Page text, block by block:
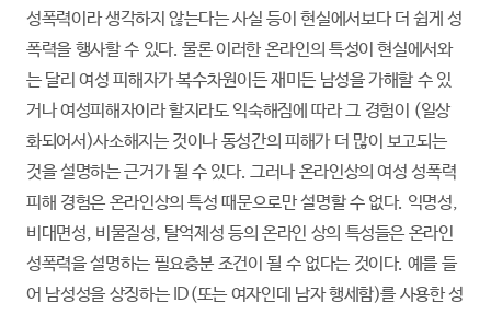
성폭력이라 생각하지 않는다는 사실 등이 현실에서보다 더 쉽게 성
폭력을 행사할 수 있다. 물론 이러한 온라인의 특성이 현실에서와
는 달리 여성 피해자가 복수차원이든 재미든 남성을 가해할 수 있
거나 여성피해자이라 할지라도 익숙해짐에 따라 그 경험이 (일상
화되어서)사소해지는 것이나 동성간의 피해가 더 많이 보고되는
것을 설명하는 근거가 될 수 있다. 그러나 온라인상의 여성 성폭력
피해 경험은 온라인상의 특성 때문으로만 설명할 수 없다. 익명성,
비대면성, 비물질성, 탈억제성 등의 온라인 상의 특성들은 온라인
성폭력을 설명하는 필요충분 조건이 될 수 없다는 것이다. 예를 들
어 남성성을 상징하는 ID(또는 여자인데 남자 행세함)를 사용한 성